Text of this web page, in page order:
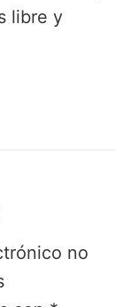
libre y
no